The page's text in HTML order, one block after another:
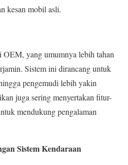
kesan mobil asli.
yang umumnya lebih tahan
Sistem ini dirancang untuk
pengemudi lebih yakin
juga sering menyertakan fitur-
mendukung pengalaman
Sistem Kendaraan